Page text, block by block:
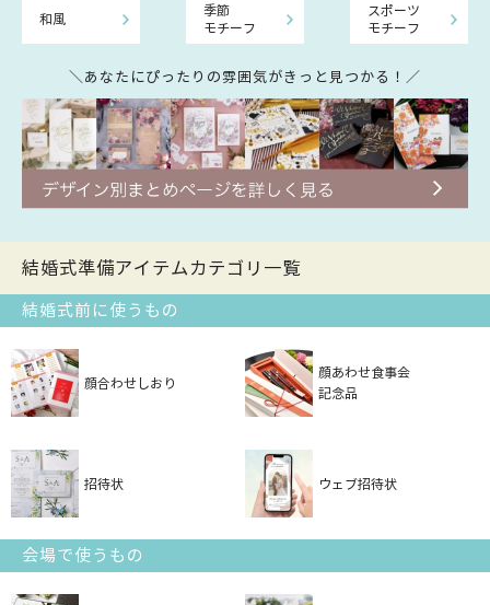
和風
季節
モチーフ
スポーツ
モチーフ
＼あなたにぴったりの雰囲気がきっと見つかる！／
結婚式準備アイテムカテゴリ一覧
結婚式前に使うもの
顔合わせしおり
顔あわせ食事会
記念品
招待状 ウェブ招待状
会場で使うもの